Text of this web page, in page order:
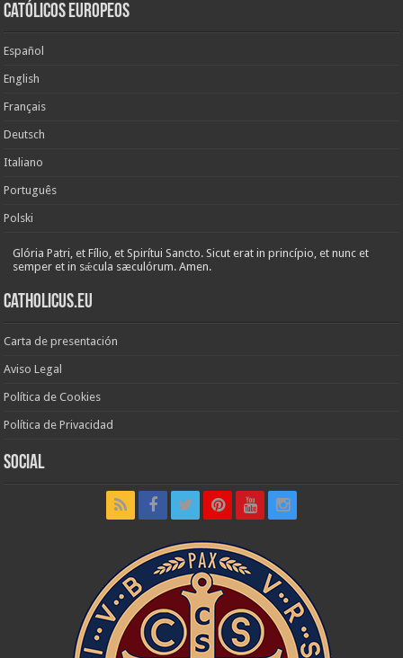
Católicos Europeos
Español
English
Français
Deutsch
Italiano
Português
Polski
Glória Patri, et Fílio, et Spirítui Sancto. Sicut erat in princípio, et nunc et
semper et in sǽcula sæculórum. Amen.
Catholicus.eu
Carta de presentación
Aviso Legal
Política de Cookies
Política de Privacidad
Social